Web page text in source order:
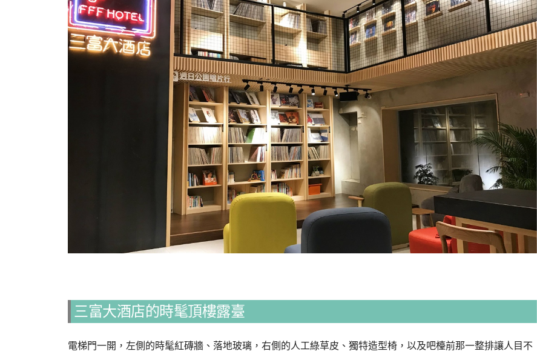
三富大酒店的時髦頂樓露臺
電梯門一開，左側的時髦紅磚牆、落地玻璃，右側的人工綠草皮、獨特造型椅，以及吧檯前那一整排讓人目不